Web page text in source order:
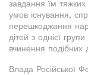
завдання їм
умов існування,
перешкоджання
дітей з однієї
вчинення подібних
Влада Російської